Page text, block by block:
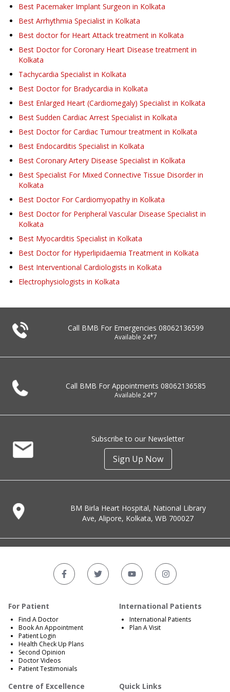
Best Pacemaker Implant Surgeon in Kolkata
Best Arrhythmia Specialist in Kolkata
Best doctor for Heart Attack treatment in Kolkata
Best Doctor for Coronary Heart Disease treatment in
Kolkata
Tachycardia Specialist in Kolkata
Best Doctor for Bradycardia in Kolkata
Best Enlarged Heart (Cardiomegaly) Specialist in Kolkata
Best Sudden Cardiac Arrest Specialist in Kolkata
Best Doctor for Cardiac Tumour treatment in Kolkata
Best Endocarditis Specialist in Kolkata
Best Coronary Artery Disease Specialist in Kolkata
Best Specialist For Mixed Connective Tissue Disorder in
Kolkata
Best Doctor For Cardiomyopathy in Kolkata
Best Doctor for Peripheral Vascular Disease Specialist in
Kolkata
Best Myocarditis Specialist in Kolkata
Best Doctor for Hyperlipidaemia Treatment in Kolkata
Best Interventional Cardiologists in Kolkata
Electrophysiologists in Kolkata
Call BMB For Emergencies 08062136599
Available 24*7
Call BMB For Appointments 08062136585
Available 24*7
Subscribe to our Newsletter
Sign Up Now
BM Birla Heart Hospital, National Library
Ave, Alipore, Kolkata, WB 700027
For Patient
Find A Doctor
Book An Appointment
Patient Login
Health Check Up Plans
Second Opinion
Doctor Videos
Patient Testimonials
International Patients
International Patients
Plan A Visit
Centre of Excellence Quick Links